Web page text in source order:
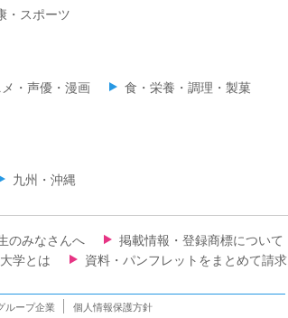
・スポーツ
・声優・漫画
食・栄養・調理・製菓
九州・沖縄
のみなさんへ
掲載情報・登録商標について
学とは 資料・パンフレットをまとめて請求
ループ企業 個人情報保護方針